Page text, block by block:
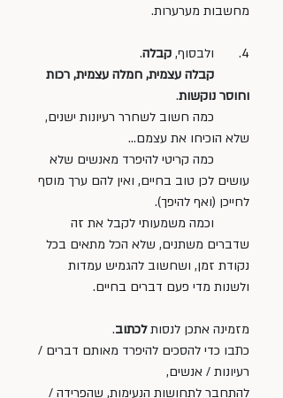
מחשבות מערערות.
4.  	ולבסוף, קבלה.
קבלה עצמית, חמלה עצמית, רכות
וחוסר נוקשות.
כמה חשוב לשחרר רעיונות ישנים,
שלא הוכיחו את עצמם...
כמה קריטי להיפרד מאנשים שלא
עושים לכן טוב בחיים, ואין להם ערך מוסף
לחייכן (ואף להיפך).
	וכמה משמעותי לקבל את זה
שדברים משתנים, שלא הכל מתאים בכל
ולשנות מדי פעם דברים בחיים.
מזמינה אתכן לנסות לכתוב.
כתבו כדי להסכים להיפרד מאותם דברים /
רעיונות / אנשים,
להתחבר לתחושות הנעימות, שהפרידה /